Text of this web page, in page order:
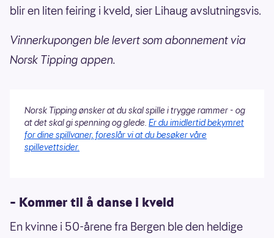
blir en liten feiring i kveld, sier Lihaug avslutningsvis.
Vinnerkupongen ble levert som abonnement via
Norsk Tipping appen.
Norsk Tipping ønsker at du skal spille i trygge rammer - og
at det skal gi spenning og glede. Er du imidlertid bekymret
for dine spillvaner, foreslår vi at du besøker våre
spillevettsider.
– Kommer til å danse i kveld
En kvinne i 50-årene fra Bergen ble den heldige